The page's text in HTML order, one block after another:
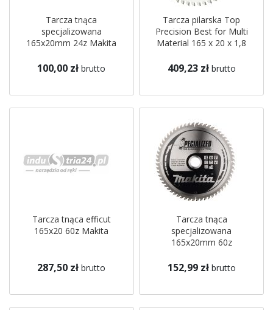
Tarcza tnąca
specjalizowana
165x20mm 24z Makita
100,00 zł brutto
Tarcza pilarska Top
Precision Best for Multi
Material 165 x 20 x 1,8
409,23 zł brutto
Tarcza tnąca efficut
165x20 60z Makita
287,50 zł brutto
Tarcza tnąca
specjalizowana
165x20mm 60z
152,99 zł brutto